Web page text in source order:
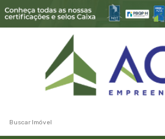
Buscar Imóvel